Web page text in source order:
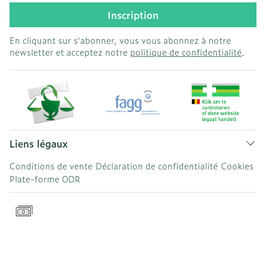
Inscription
En cliquant sur s'abonner, vous vous abonnez à notre
newsletter et acceptez notre politique de confidentialité.
Liens légaux
Conditions de vente Déclaration de confidentialité Cookies
Plate-forme ODR